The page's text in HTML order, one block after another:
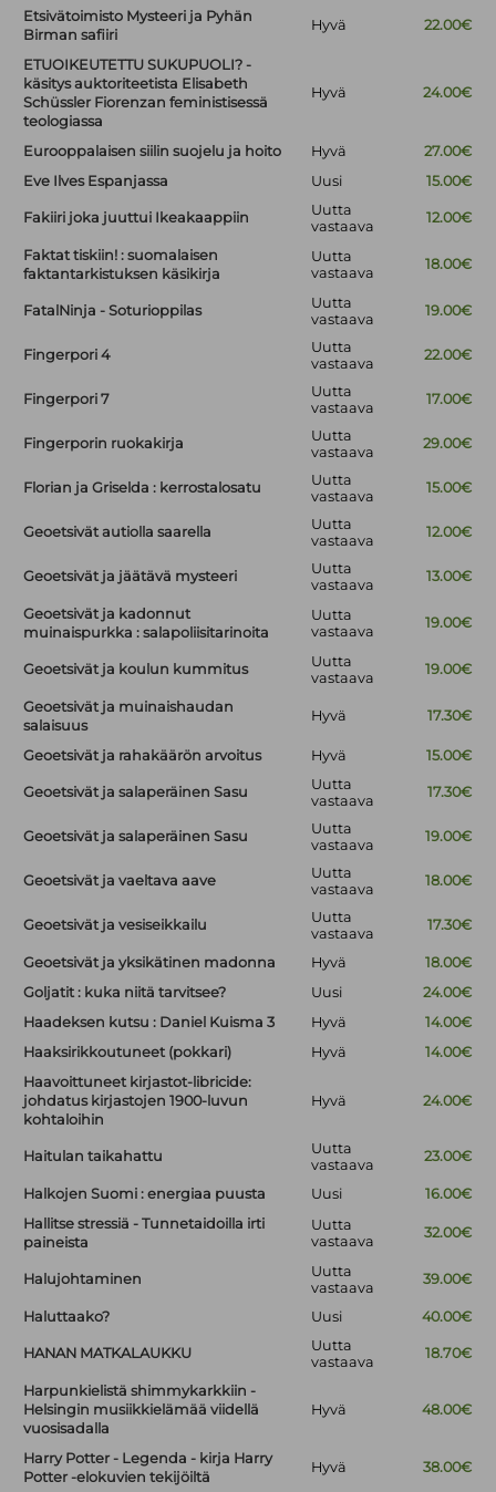
Etsivätoimisto Mysteeri ja Pyhän
Birman safiiri
Hyvä 22.00€
ETUOIKEUTETTU SUKUPUOLI? -
käsitys auktoriteetista Elisabeth
Schüssler Fiorenzan feministisessä
teologiassa
Hyvä 24.00€
Eurooppalaisen siilin suojelu ja hoito Hyvä
27.00€
Eve Ilves Espanjassa
Uusi 15.00€
Fakiiri joka juuttui Ikeakaappiin
Uutta
vastaava
12.00€
Faktat tiskiin! : suomalaisen
faktantarkistuksen käsikirja
Uutta
vastaava
18.00€
FatalNinja - Soturioppilas
Uutta
vastaava
19.00€
Fingerpori 4
Uutta
vastaava
22.00€
Fingerpori 7
Uutta
vastaava
17.00€
Fingerporin ruokakirja
Uutta
vastaava
29.00€
Florian ja Griselda : kerrostalosatu
Uutta
vastaava
15.00€
Geoetsivät autiolla saarella
Uutta
vastaava
12.00€
Geoetsivät ja jäätävä mysteeri
Uutta
vastaava
13.00€
Geoetsivät ja kadonnut
muinaispurkka : salapoliisitarinoita
Uutta
vastaava
19.00€
Geoetsivät ja koulun kummitus
Uutta
vastaava
19.00€
Geoetsivät ja muinaishaudan
salaisuus
Hyvä 17.30€
Geoetsivät ja rahakäärön arvoitus Hyvä 15.00€
Geoetsivät ja salaperäinen Sasu
Uutta
vastaava
17.30€
Geoetsivät ja salaperäinen Sasu
Uutta
vastaava
19.00€
Geoetsivät ja vaeltava aave
Uutta
vastaava
18.00€
Geoetsivät ja vesiseikkailu
Uutta
vastaava
17.30€
Geoetsivät ja yksikätinen madonna Hyvä
18.00€
Goljatit : kuka niitä tarvitsee?
Uusi
24.00€
Haadeksen kutsu : Daniel Kuisma 3
Hyvä
14.00€
Haaksirikkoutuneet (pokkari)
Hyvä
14.00€
Haavoittuneet kirjastot-libricide:
johdatus kirjastojen 1900-luvun
kohtaloihin
Hyvä 24.00€
Haitulan taikahattu
Uutta
vastaava
23.00€
Halkojen Suomi : energiaa puusta Uusi
16.00€
Hallitse stressiä - Tunnetaidoilla irti
paineista
Uutta
vastaava
32.00€
Halujohtaminen
Uutta
vastaava
39.00€
Haluttaako? Uusi 40.00€
HANAN MATKALAUKKU
Uutta
vastaava
18.70€
Harpunkielistä shimmykarkkiin -
Helsingin musiikkielämää viidellä
vuosisadalla
Hyvä 48.00€
Harry Potter - Legenda - kirja Harry
Potter -elokuvien tekijöiltä
Hyvä 38.00€